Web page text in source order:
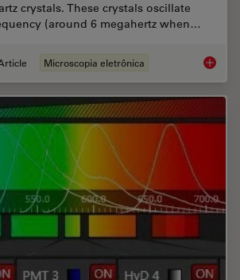
crystals. These crystals oscillate
(around 6 megahertz when…
Microscopia eletrônica Carbon